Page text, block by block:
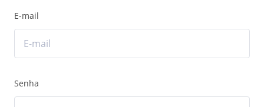
E-mail
Senha